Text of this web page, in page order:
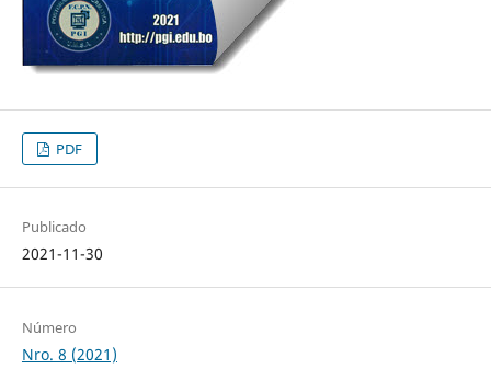
PDF
Publicado
2021-11-30
Número
Nro. 8 (2021)